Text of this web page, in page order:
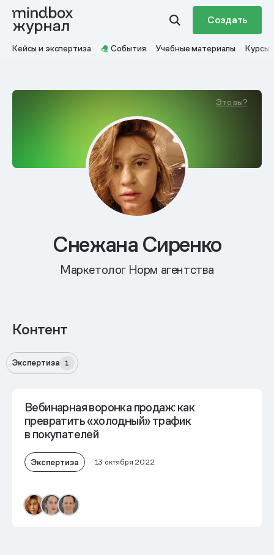
Создать
Кейсы и экспертиза События Учебные материалы Курсы
Это вы?
Снежана Сиренко
Маркетолог Норм агентства
Контент
Экспертиза 1
Вебинарная воронка продаж: как
превратить «холодный» трафик
в покупателей
Экспертиза 13 октября 2022